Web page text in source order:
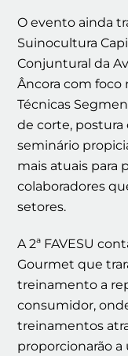
O evento ainda
Suinocultura
Conjuntural da
Âncora com foco
Técnicas
de corte, postura
seminário
mais atuais para
colaboradores
setores.
A 2ª FAVESU
Gourmet que
treinamento a
consumidor,
treinamentos
proporcionarão